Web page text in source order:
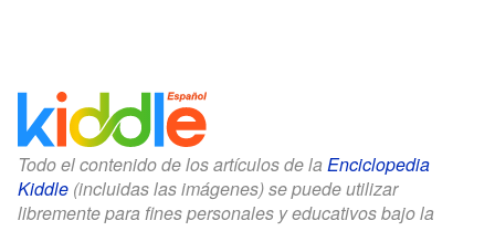
Todo el contenido de los artículos de la Enciclopedia
Kiddle (incluidas las imágenes) se puede utilizar
libremente para fines personales y educativos bajo la